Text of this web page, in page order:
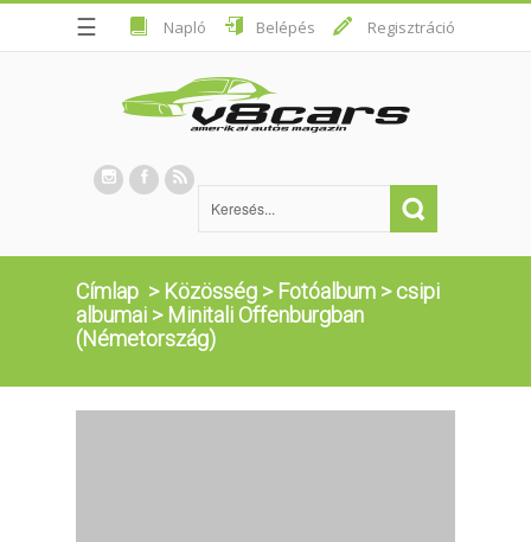
☰ Napló Belépés Regisztráció
Címlap > Közösség > Fotóalbum >csipi
albumai > Minitali Offenburgban
(Németország)